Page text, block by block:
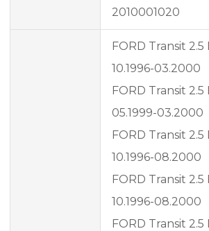
2010001020
FORD Transit 2.5
10.1996-03.2000
FORD Transit 2.5
05.1999-03.2000
FORD Transit 2.5
10.1996-08.2000
FORD Transit 2.5
10.1996-08.2000
FORD Transit 2.5